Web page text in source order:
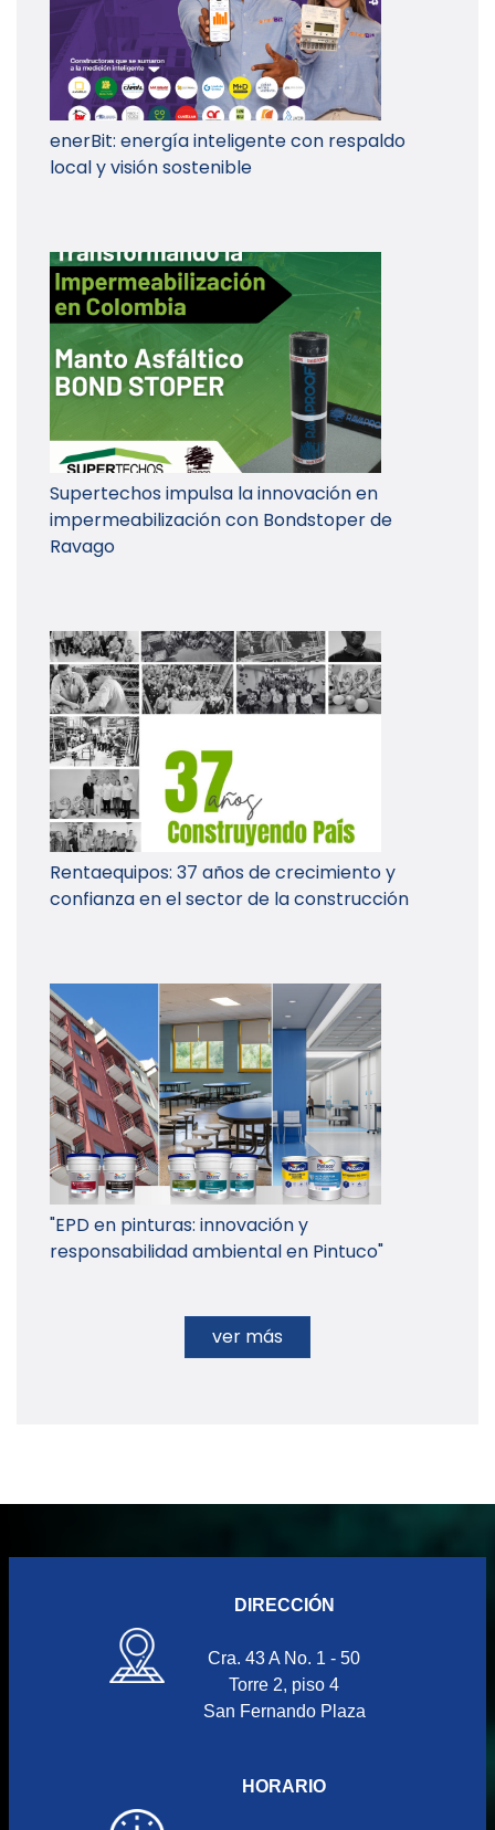
enerBit: energía inteligente con respaldo
local y visión sostenible
Supertechos impulsa la innovación en
impermeabilización con Bondstoper de
Ravago
Rentaequipos: 37 años de crecimiento y
confianza en el sector de la construcción
"EPD en pinturas: innovación y
responsabilidad ambiental en Pintuco"
ver más
DIRECCIÓN
Cra. 43 A No. 1 - 50
Torre 2, piso 4
San Fernando Plaza
HORARIO